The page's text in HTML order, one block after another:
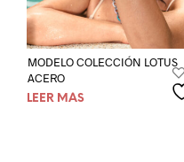
MODELO COLECCIÓN LOTUS
ACERO
LEER MÁS